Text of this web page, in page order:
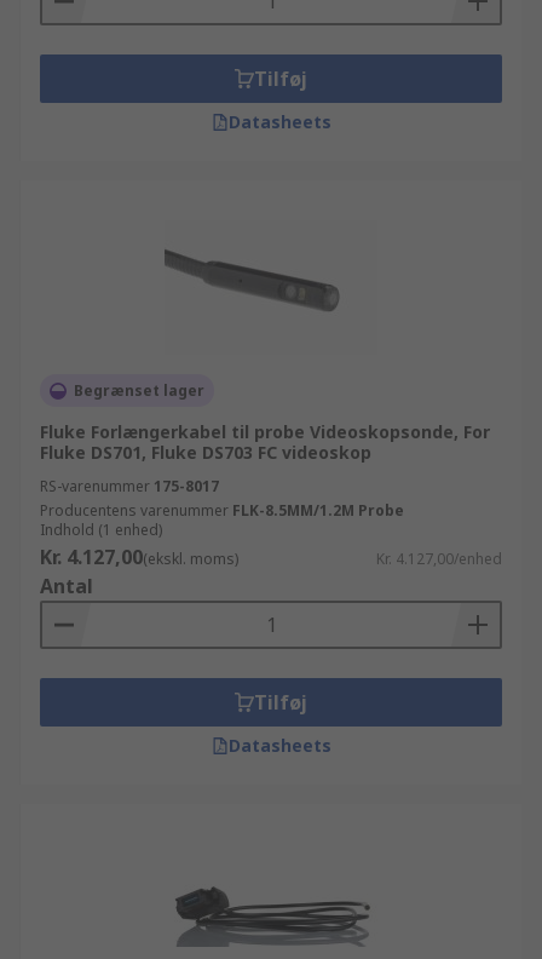
Tilføj
Datasheets
Begrænset lager
Fluke Forlængerkabel til probe Videoskopsonde, For
Fluke DS701, Fluke DS703 FC videoskop
RS-varenummer 175-8017
Producentens varenummer FLK-8.5MM/1.2M Probe
Indhold (1 enhed)
Kr. 4.127,00(ekskl. moms) Kr. 4.127,00/enhed
Antal
Tilføj
Datasheets